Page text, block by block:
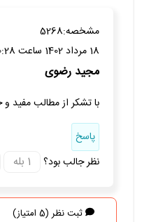
مشخصه:5268
18 مرداد 1402 ساعت 12:20:28
مجید رضوی
با تشکر از مطالب مفید
پاسخ
نظر جالب بود؟
ثبت نظر (5 امتیاز)